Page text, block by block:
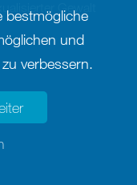
Gewalt
bestmögliche
und
verbessern.